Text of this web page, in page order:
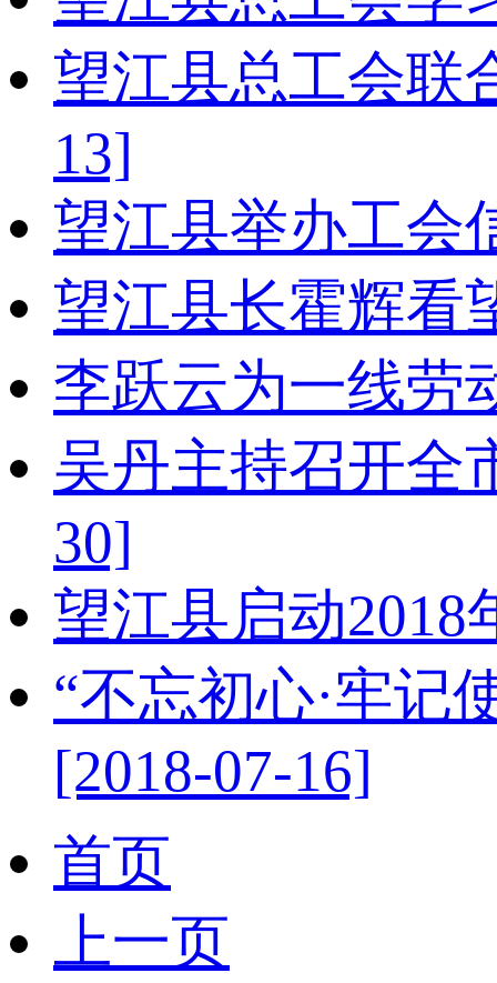
望江县总工会联
13]
望江县举办工会
望江县长霍辉看
李跃云为一线劳
吴丹主持召开全
30]
望江县启动2018
“不忘初心·牢记
[2018-07-16]
首页
上一页